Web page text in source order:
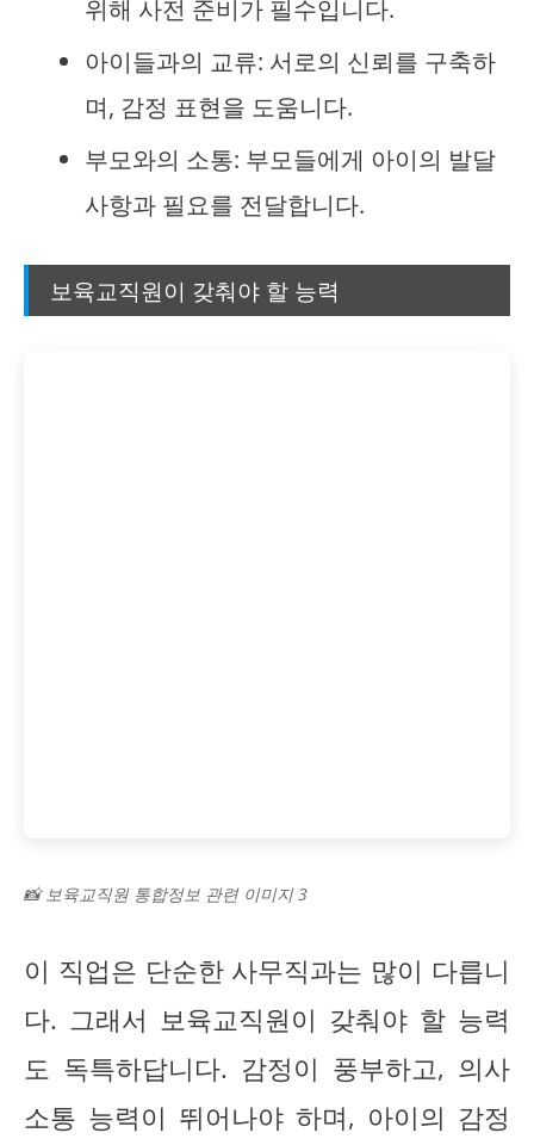
위해 사전 준비가 필수입니다.
아이들과의 교류: 서로의 신뢰를 구축하
며, 감정 표현을 도움니다.
부모와의 소통: 부모들에게 아이의 발달
사항과 필요를 전달합니다.
보육교직원이 갖춰야 할 능력
📸 보육교직원 통합정보 관련 이미지 3
이 직업은 단순한 사무직과는 많이 다릅니
다. 그래서 보육교직원이 갖춰야 할 능력
도 독특하답니다. 감정이 풍부하고, 의사
소통 능력이 뛰어나야 하며, 아이의 감정